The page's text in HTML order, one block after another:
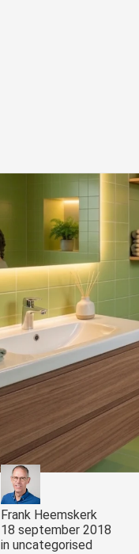
Frank Heemskerk
18 september 2018
in uncategorised